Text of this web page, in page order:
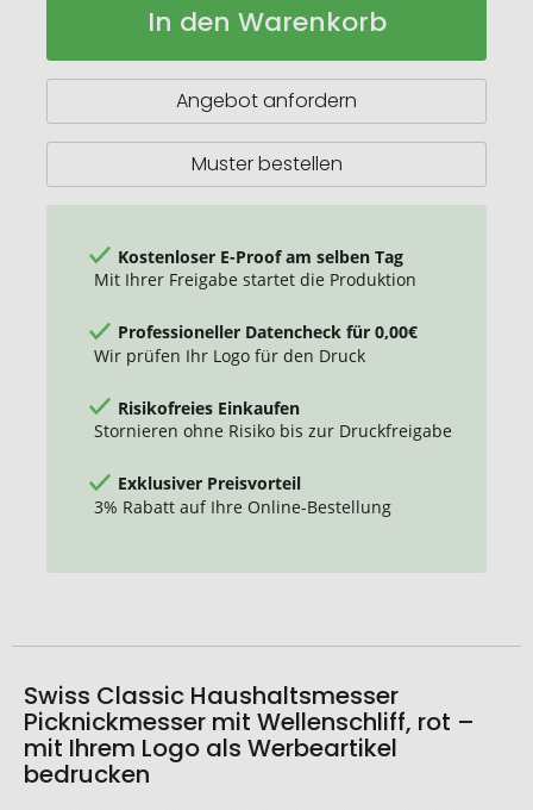
Picknickmesser
In den Warenkorb
Angebot anfordern
Muster bestellen
Kostenloser E-Proof am selben Tag
Mit Ihrer Freigabe startet die Produktion
Professioneller Datencheck für 0,00€
Wir prüfen Ihr Logo für den Druck
Risikofreies Einkaufen
Stornieren ohne Risiko bis zur Druckfreigabe
Exklusiver Preisvorteil
3% Rabatt auf Ihre Online-Bestellung
Swiss Classic Haushaltsmesser
Picknickmesser mit Wellenschliff, rot –
mit Ihrem Logo als Werbeartikel
bedrucken